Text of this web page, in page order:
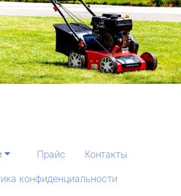
Прайс
Контакты
конфиденциальности